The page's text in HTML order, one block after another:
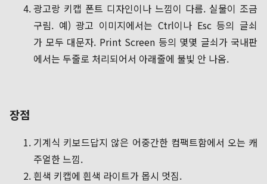
광고랑 키캡 폰트 디자인이나 느낌이 다름. 실물이 조금
구림. 예) 광고 이미지에서는 Ctrl이나 Esc 등의 글쇠
가 모두 대문자. Print Screen 등의 몇몇 글쇠가 국내판
에서는 두줄로 처리되어서 아래줄에 불빛 안 나옴.
장점
기계식 키보드답지 않은 어중간한 컴팩트함에서 오는 캐
주얼한 느낌.
흰색 키캡에 흰색 라이트가 몹시 멋짐.